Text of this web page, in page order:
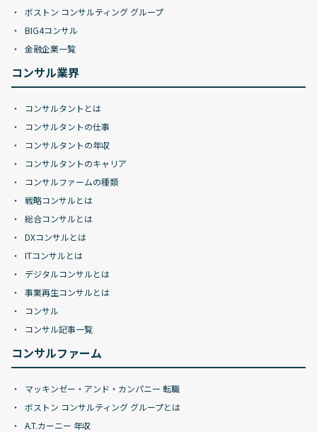
ボストン コンサルティング グループ
BIG4コンサル
金融企業一覧
コンサル業界
コンサルタントとは
コンサルタントの仕事
コンサルタントの年収
コンサルタントのキャリア
コンサルファームの種類
戦略コンサルとは
総合コンサルとは
DXコンサルとは
ITコンサルとは
デジタルコンサルとは
事業再生コンサルとは
コンサル
コンサル記事一覧
コンサルファーム
マッキンゼー・アンド・カンパニー 転職
ボストン コンサルティング グループとは
A.T.カーニー 年収